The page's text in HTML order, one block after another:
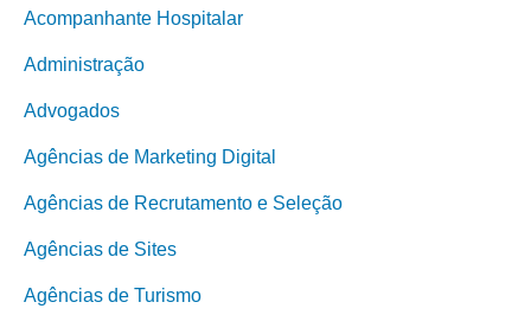
Acompanhante Hospitalar
Administração
Advogados
Agências de Marketing Digital
Agências de Recrutamento e Seleção
Agências de Sites
Agências de Turismo